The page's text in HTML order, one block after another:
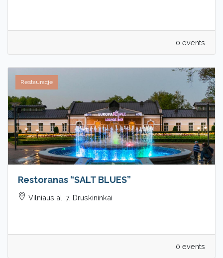
0 events
Restauracje
Restoranas “SALT BLUES”
Vilniaus al. 7, Druskininkai
0 events